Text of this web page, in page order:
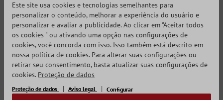
Este site usa cookies e tecnologias semelhantes para
personalizar o conteúdo, melhorar a experiência do usuário e
personalizar e avaliar a publicidade. Ao clicar em "Aceitar todos
os cookies " ou ativando uma opção nas configurações de
cookies, você concorda com isso. Isso também está descrito em
nossa política de cookies. Para alterar suas configurações ou
retirar seu consentimento, basta atualizar suas configurações de
cookies. Proteção de dados
Proteção de dados Aviso legal Configurar